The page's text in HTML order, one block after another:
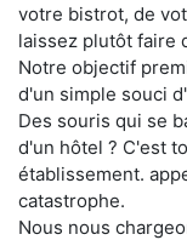
votre bistrot, de
laissez plutôt faire
Notre objectif
d'un simple souci
Des souris qui se
d'un hôtel ? C'est
établissement.
catastrophe.
Nous nous